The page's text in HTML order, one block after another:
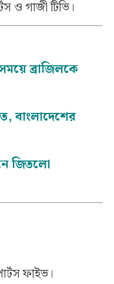
ও গাজী টিভি।
ব্রাজিলকে
বাংলাদেশের
জিতলো
ফাইভ।